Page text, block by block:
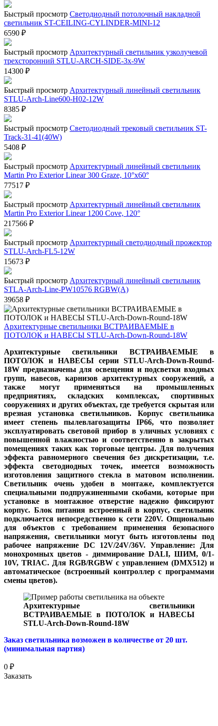
Быстрый просмотр Светодиодный потолочный накладной
светильник ST-CEILING-CYLINDER-MINI-12
6590 ₽
Быстрый просмотр Архитектурный светильник узколучевой
трехсторонний STLU-ARCH-SIDE-3x-9W
14300 ₽
Быстрый просмотр Архитектурный линейный светильник
STLU-Arch-Line600-H02-12W
8385 ₽
Быстрый просмотр Светодиодный трековый светильник ST-
Track-31-41(40W)
5408 ₽
Быстрый просмотр Архитектурный линейный светильник
Martin Pro Exterior Linear 300 Graze, 10°x60°
77517 ₽
Быстрый просмотр Архитектурный линейный светильник
Martin Pro Exterior Linear 1200 Cove, 120°
217566 ₽
Быстрый просмотр Архитектурный светодиодный прожектор
STLU-Arch-FL5-12W
15673 ₽
Быстрый просмотр Архитектурный линейный светильник
STLA-Arch-Line-PW10576 RGBW(A)
39658 ₽
Архитектурные светильники ВСТРАИВАЕМЫЕ в
ПОТОЛОК и НАВЕСЫ STLU-Arch-Down-Round-18W
Архитектурные светильники ВСТРАИВАЕМЫЕ в
ПОТОЛОК и НАВЕСЫ серии STLU-Arch-Down-Round-
18W предназначены для освещения и подсветки входных
групп, навесов, карнизов архитектурных сооружений, а
также могут применяться на промышленных
предприятиях, складских комплексах, спортивных
сооружениях и других объектах, где требуется скрытая или
врезная установка светильников. Корпус светильника
имеет степень пылевлагозащиты IP66, что позволяет
эксплуатировать световой прибор в уличных условиях с
повышенной влажностью и соответственно в закрытых
помещениях таких как торговые центры. Для получения
эффекта равномерного свечения без дискретизации, т.е.
эффекта светодиодных точек, имеется возможность
изготовления защитного стекла в матовом исполнении.
Светильник очень удобен в монтаже, комплектуется
специальными подпружиненными скобами, которые при
установке в монтажное отверстие надежно фиксируют
корпус. Блок питания встроенный в корпус, светильник
подключается непосредственно к сети 220V. Опционально
для объектов с требованием применения безопасного
напряжения, светильники могут быть изготовлены под
рабочее напряжение DC 12V/24V/36V. Управление: Для
монохромных цветов - диммирование DALI, ШИМ, 0/1-
10V, TRIAC. Для RGB/RGBW с управлением (DMX512) и
автоматическое (встроенный контроллер с программами
смены цветов).
Архитектурные светильники
ВСТРАИВАЕМЫЕ в ПОТОЛОК и НАВЕСЫ
STLU-Arch-Down-Round-18W
Заказ светильника возможен в количестве от 20 шт.
(минимальная партия)
0 ₽
Заказать